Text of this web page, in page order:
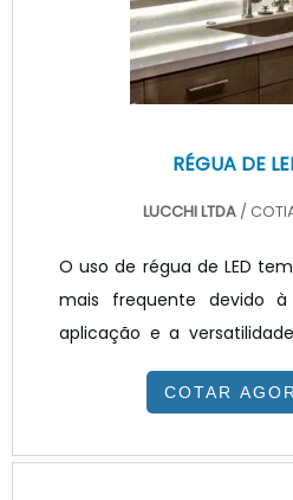
RÉGUA DE
LUCCHI LTDA /
O uso de régua de LED
mais frequente devido
aplicação e a
Considerada atualmente
nova tendência no
excelente qualidade,
COTAR